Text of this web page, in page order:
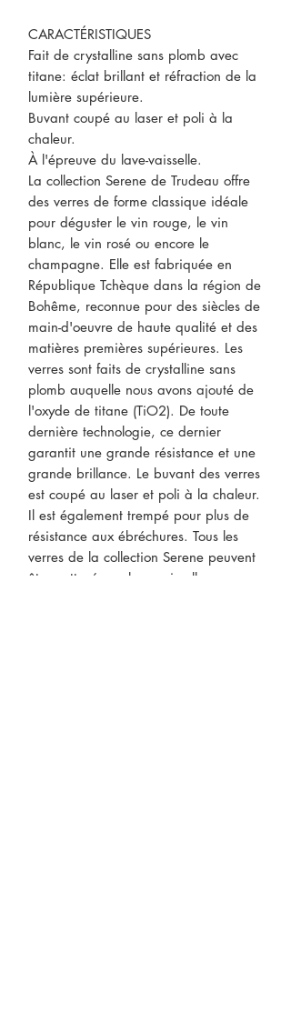
CARACTÉRISTIQUES
Fait de crystalline sans plomb avec
titane: éclat brillant et réfraction de la
lumière supérieure.
Buvant coupé au laser et poli à la
chaleur.
À l'épreuve du lave-vaisselle.
La collection Serene de Trudeau offre
des verres de forme classique idéale
pour déguster le vin rouge, le vin
blanc, le vin rosé ou encore le
champagne. Elle est fabriquée en
République Tchèque dans la région de
Bohême, reconnue pour des siècles de
main-d'oeuvre de haute qualité et des
matières premières supérieures. Les
verres sont faits de crystalline sans
plomb auquelle nous avons ajouté de
l'oxyde de titane (TiO2). De toute
dernière technologie, ce dernier
garantit une grande résistance et une
grande brillance. Le buvant des verres
est coupé au laser et poli à la chaleur.
Il est également trempé pour plus de
résistance aux ébréchures. Tous les
verres de la collection Serene peuvent
être nettoyés au lave-vaisselle.